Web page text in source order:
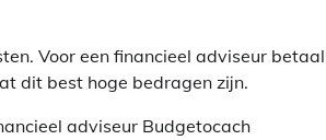
Voor een financieel adviseur betaal
dit best hoge bedragen zijn.
adviseur Budgetocach